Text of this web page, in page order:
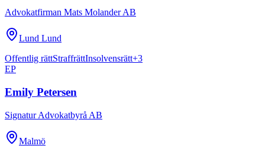
Advokatfirman Mats Molander AB
Lund Lund
Offentlig rättStraffrättInsolvensrätt+3
EP
Emily Petersen
Signatur Advokatbyrå AB
Malmö